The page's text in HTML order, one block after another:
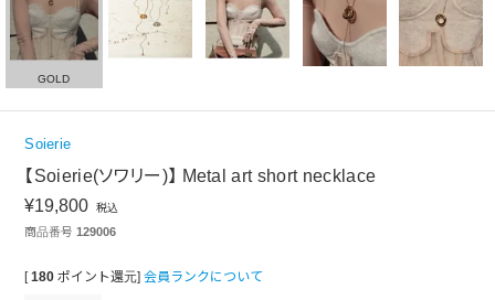
GOLD
Soierie
【Soierie(ソワリー)】 Metal art short necklace
¥19,800 税込
商品番号 129006
[ 180 ポイント還元] 会員ランクについて